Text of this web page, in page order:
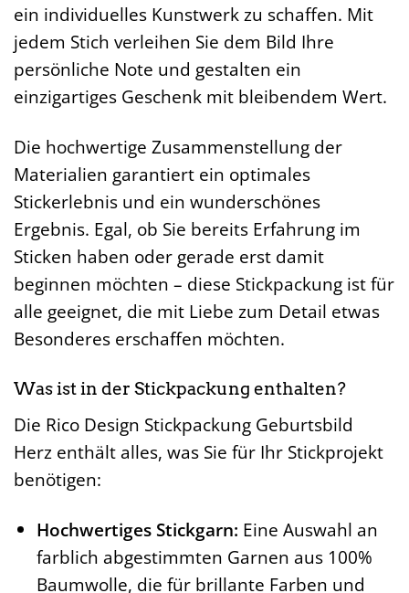
ein individuelles Kunstwerk zu schaffen. Mit
jedem Stich verleihen Sie dem Bild Ihre
persönliche Note und gestalten ein
einzigartiges Geschenk mit bleibendem Wert.
Die hochwertige Zusammenstellung der
Materialien garantiert ein optimales
Stickerlebnis und ein wunderschönes
Ergebnis. Egal, ob Sie bereits Erfahrung im
Sticken haben oder gerade erst damit
beginnen möchten – diese Stickpackung ist für
alle geeignet, die mit Liebe zum Detail etwas
Besonderes erschaffen möchten.
Was ist in der Stickpackung enthalten?
Die Rico Design Stickpackung Geburtsbild
Herz enthält alles, was Sie für Ihr Stickprojekt
benötigen:
Hochwertiges Stickgarn: Eine Auswahl an
farblich abgestimmten Garnen aus 100%
Baumwolle, die für brillante Farben und